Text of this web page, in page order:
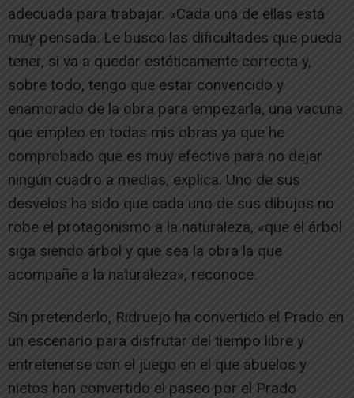
adecuada para trabajar. «Cada una de ellas está
muy pensada. Le busco las dificultades que pueda
tener, si va a quedar estéticamente correcta y,
sobre todo, tengo que estar convencido y
enamorado de la obra para empezarla, una vacuna
que empleo en todas mis obras ya que he
comprobado que es muy efectiva para no dejar
ningún cuadro a medias, explica. Uno de sus
desvelos ha sido que cada uno de sus dibujos no
robe el protagonismo a la naturaleza, «que el árbol
siga siendo árbol y que sea la obra la que
acompañe a la naturaleza», reconoce.
Sin pretenderlo, Ridruejo ha convertido el Prado en
un escenario para disfrutar del tiempo libre y
entretenerse con el juego en el que abuelos y
nietos han convertido el paseo por el Prado